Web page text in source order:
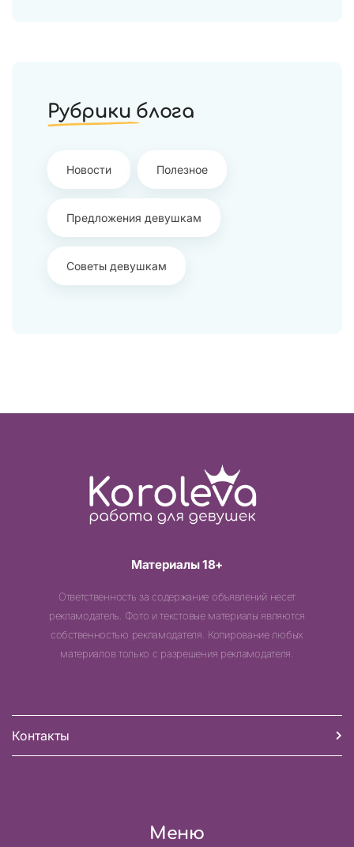
Рубрики блога
Новости Полезное
Предложения девушкам
Советы девушкам
Материалы 18+
Ответственность за содержание объявлений несет
рекламодатель. Фото и текстовые материалы являются
собственностью рекламодателя. Копирование любых
материалов только с разрешения рекламодателя.
Контакты
Меню